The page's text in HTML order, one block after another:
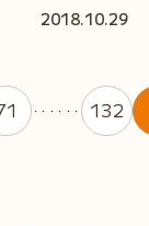
2018.10.29
・・・・・・ 132